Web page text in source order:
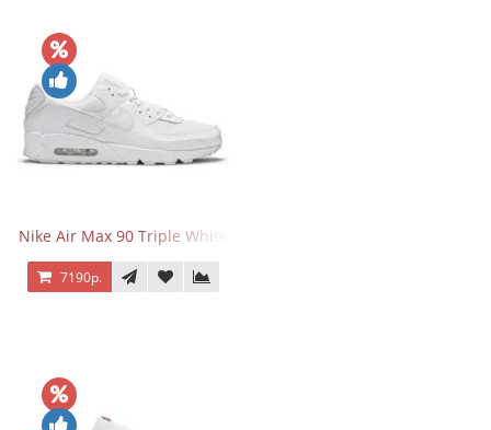
Nike Air Max 90 Triple White
7190р.